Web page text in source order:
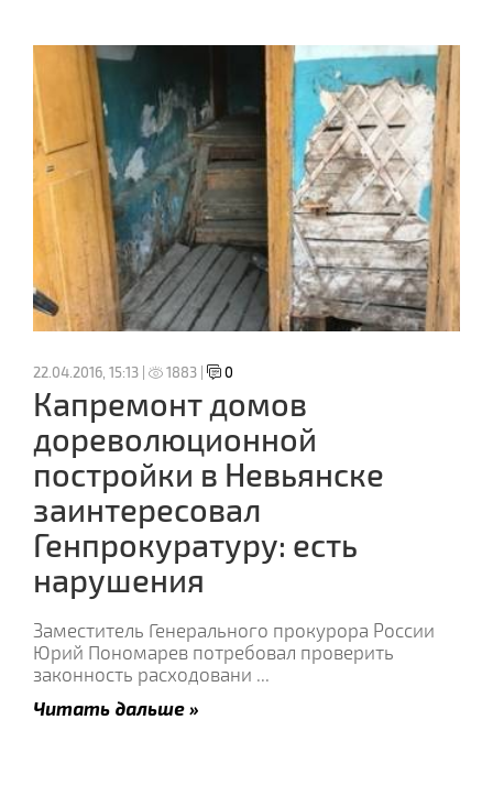
22.04.2016, 15:13 | 1883 | 0
Капремонт домов
дореволюционной
постройки в Невьянске
заинтересовал
Генпрокуратуру: есть
нарушения
Заместитель Генерального прокурора России
Юрий Пономарев потребовал проверить
законность расходовани ...
Читать дальше »